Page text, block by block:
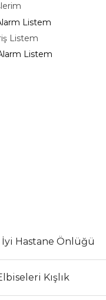
Listem
Listem
Listem
İyi Hastane Önlüğü
Kışlık